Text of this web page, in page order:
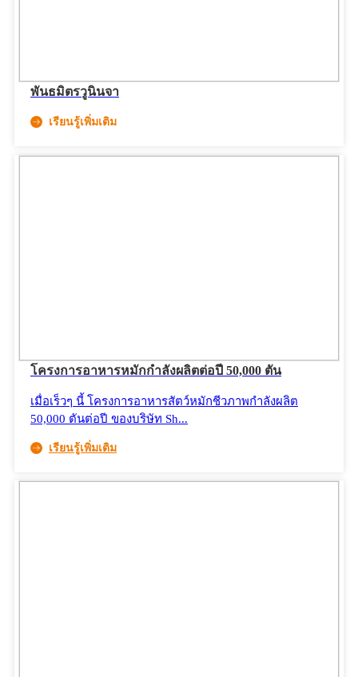
พันธมิตรวูนินจา
เรียนรู้เพิ่มเติม
โครงการอาหารหมักกำลังผลิตต่อปี 50,000 ตัน
เมื่อเร็วๆ นี้ โครงการอาหารสัตว์หมักชีวภาพกำลังผลิต
50,000 ตันต่อปี ของบริษัท Sh...
เรียนรู้เพิ่มเติม